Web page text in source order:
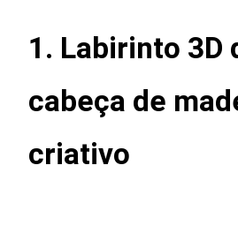
1. Labirinto 3D
cabeça de
criativo